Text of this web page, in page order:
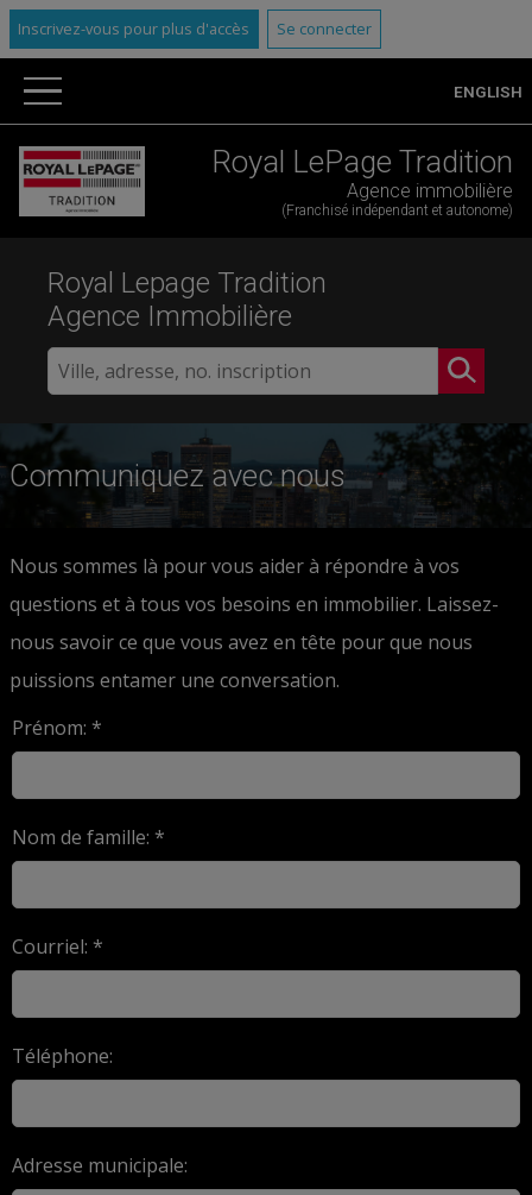
Inscrivez-vous pour plus d'accès Se connecter
ENGLISH
Royal LePage Tradition
Agence immobilière
(Franchisé indépendant et autonome)
Royal Lepage Tradition
Agence Immobilière
Communiquez avec nous
Nous sommes là pour vous aider à répondre à vos
questions et à tous vos besoins en immobilier. Laissez-
nous savoir ce que vous avez en tête pour que nous
puissions entamer une conversation.
Prénom: *
Nom de famille: *
Courriel: *
Téléphone:
Adresse municipale: